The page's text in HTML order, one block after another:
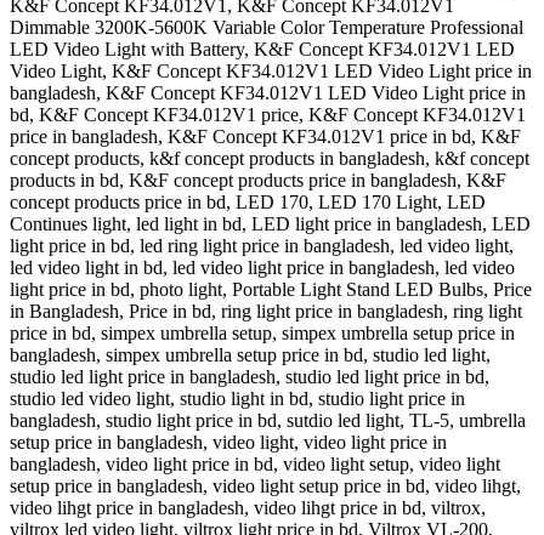
K&F Concept KF34.012V1, K&F Concept KF34.012V1
Dimmable 3200K-5600K Variable Color Temperature Professional
LED Video Light with Battery, K&F Concept KF34.012V1 LED
Video Light, K&F Concept KF34.012V1 LED Video Light price in
bangladesh, K&F Concept KF34.012V1 LED Video Light price in
bd, K&F Concept KF34.012V1 price, K&F Concept KF34.012V1
price in bangladesh, K&F Concept KF34.012V1 price in bd, K&F
concept products, k&f concept products in bangladesh, k&f concept
products in bd, K&F concept products price in bangladesh, K&F
concept products price in bd, LED 170, LED 170 Light, LED
Continues light, led light in bd, LED light price in bangladesh, LED
light price in bd, led ring light price in bangladesh, led video light,
led video light in bd, led video light price in bangladesh, led video
light price in bd, photo light, Portable Light Stand LED Bulbs, Price
in Bangladesh, Price in bd, ring light price in bangladesh, ring light
price in bd, simpex umbrella setup, simpex umbrella setup price in
bangladesh, simpex umbrella setup price in bd, studio led light,
studio led light price in bangladesh, studio led light price in bd,
studio led video light, studio light in bd, studio light price in
bangladesh, studio light price in bd, sutdio led light, TL-5, umbrella
setup price in bangladesh, video light, video light price in
bangladesh, video light price in bd, video light setup, video light
setup price in bangladesh, video light setup price in bd, video lihgt,
video lihgt price in bangladesh, video lihgt price in bd, viltrox,
viltrox led video light, viltrox light price in bd, Viltrox VL-200,